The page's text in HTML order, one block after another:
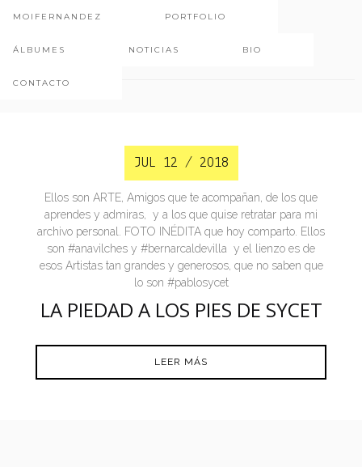
MOIFERNANDEZ PORTFOLIO
ÁLBUMES NOTICIAS BIO
CONTACTO
lapiedad
JUL 12 / 2018
Ellos son ARTE, Amigos que te acompañan, de los que
aprendes y admiras, y a los que quise retratar para mi
archivo personal. FOTO INÉDITA que hoy comparto. Ellos
son #anavilches y #bernarcaldevilla y el lienzo es de
esos Artistas tan grandes y generosos, que no saben que
lo son #pablosycet
LA PIEDAD A LOS PIES DE SYCET
LEER MÁS